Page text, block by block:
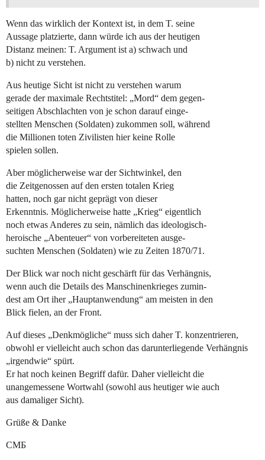
Wenn das wirklich der Kontext ist, in dem T. seine
Aussage platzierte, dann würde ich aus der heutigen
Distanz meinen: T. Argument ist a) schwach und
b) nicht zu verstehen.
Aus heutige Sicht ist nicht zu verstehen warum
gerade der maximale Rechtstitel: „Mord“ dem gegen-
seitigen Abschlachten von je schon darauf einge-
stellten Menschen (Soldaten) zukommen soll, während
die Millionen toten Zivilisten hier keine Rolle
spielen sollen.
Aber möglicherweise war der Sichtwinkel, den
die Zeitgenossen auf den ersten totalen Krieg
hatten, noch gar nicht geprägt von dieser
Erkenntnis. Möglicherweise hatte „Krieg“ eigentlich
noch etwas Anderes zu sein, nämlich das ideologisch-
heroische „Abenteuer“ von vorbereiteten ausge-
suchten Menschen (Soldaten) wie zu Zeiten 1870/71.
Der Blick war noch nicht geschärft für das Verhängnis,
wenn auch die Details des Manschinenkrieges zumin-
dest am Ort iher „Hauptanwendung“ am meisten in den
Blick fielen, an der Front.
Auf dieses „Denkmögliche“ muss sich daher T. konzentrieren,
obwohl er vielleicht auch schon das darunterliegende Verhängnis
„irgendwie“ spürt.
Er hat noch keinen Begriff dafür. Daher vielleicht die
unangemessene Wortwahl (sowohl aus heutiger wie auch
aus damaliger Sicht).
Grüße & Danke
CMБ